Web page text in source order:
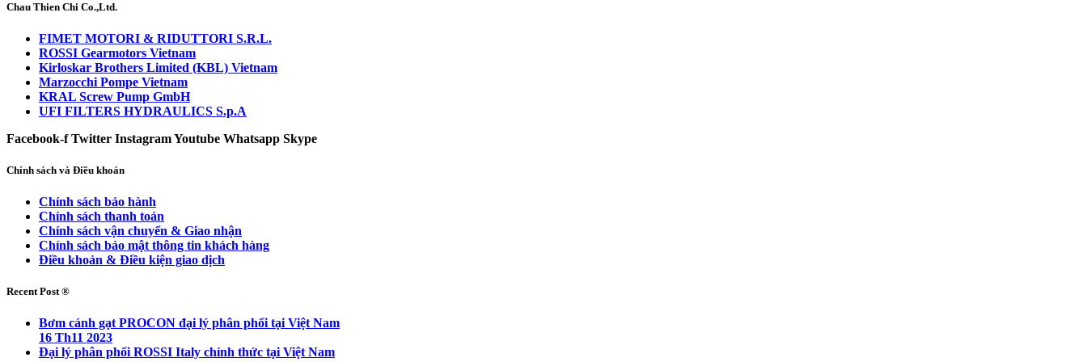
Chau Thien Chi Co.,Ltd.
FIMET MOTORI & RIDUTTORI S.R.L.
ROSSI Gearmotors Vietnam
Kirloskar Brothers Limited (KBL) Vietnam
Marzocchi Pompe Vietnam
KRAL Screw Pump GmbH
UFI FILTERS HYDRAULICS S.p.A
Facebook-f Twitter InstagramYoutube Whatsapp Skype
Chính sách và Điều khoản
Chính sách bảo hành
Chính sách thanh toán
Chính sách vận chuyển & Giao nhận
Chính sách bảo mật thông tin khách hàng
Điều khoản & Điều kiện giao dịch
Recent Post ®
Bơm cánh gạt PROCON đại lý phân phối tại Việt Nam
16 Th11 2023
Đại lý phân phối ROSSI Italy chính thức tại Việt Nam